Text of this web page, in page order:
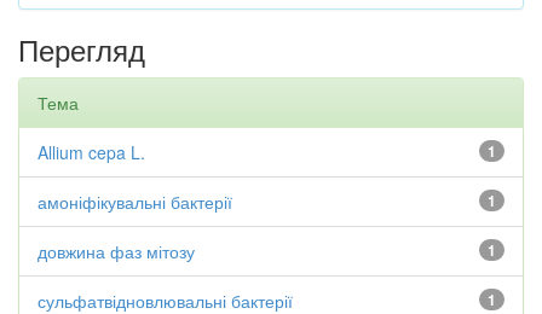
Перегляд
Тема
1
Allium cepa L.
1
амоніфікувальні бактерії
1
довжина фаз мітозу
1
сульфатвідновлювальні бактерії